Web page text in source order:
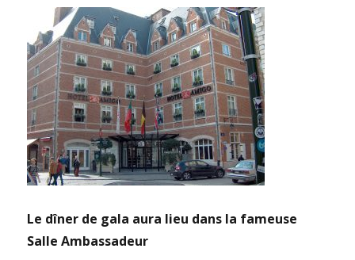
Le dîner de gala aura lieu dans la fameuse
Salle Ambassadeur